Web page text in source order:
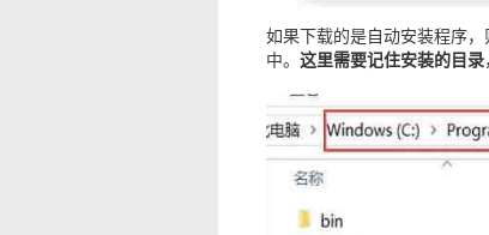
如果下载的是自动安装程序
中。 这里需要记住安装的目录